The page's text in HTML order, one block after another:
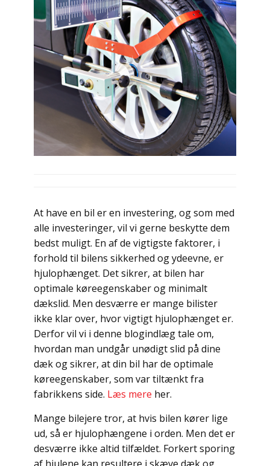
At have en bil er en investering, og som med
alle investeringer, vil vi gerne beskytte dem
bedst muligt. En af de vigtigste faktorer, i
forhold til bilens sikkerhed og ydeevne, er
hjulophænget. Det sikrer, at bilen har
optimale køreegenskaber og minimalt
dækslid. Men desværre er mange bilister
ikke klar over, hvor vigtigt hjulophænget er.
Derfor vil vi i denne blogindlæg tale om,
hvordan man undgår unødigt slid på dine
dæk og sikrer, at din bil har de optimale
køreegenskaber, som var tiltænkt fra
fabrikkens side. Læs mere her.
Mange bilejere tror, at hvis bilen kører lige
ud, så er hjulophængene i orden. Men det er
desværre ikke altid tilfældet. Forkert sporing